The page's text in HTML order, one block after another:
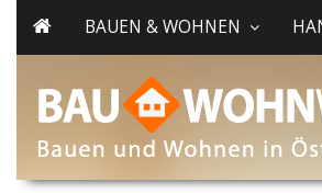
BAUEN & WOHNEN